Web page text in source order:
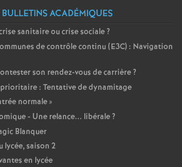
ACADÉMIQUES
sanitaire ou crise sociale?
de contrôle continu (E3C) : Navigation
son rendez-vous de carrière?
: Tentative de dynamitage
normale»
- Une relance... libérale?
Blanquer
lycée, saison 2
en lycée